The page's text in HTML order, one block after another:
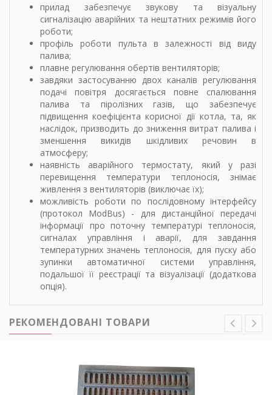
прилад забезпечує звукову та візуальну
сигналізацію аварійних та нештатних режимів його
роботи;
профіль роботи пульта в залежності від виду
палива;
плавне регулювання обертів вентиляторів;
завдяки застосуванню двох каналів регулювання
подачі повітря досягається повне спалювання
палива та піролізних газів, що забезпечує
підвищення коефіцієнта корисної дії котла, та, як
наслідок, призводить до зниження витрат палива і
зменшення викидів шкідливих речовин в
атмосферу;
наявність аварійного термостату, який у разі
перевищення температури теплоносія, знімає
живлення з вентиляторів (виключає їх);
можливість роботи по послідовному інтерфейсу
(протокол ModBus) - для дистанційної передачі
інформації про поточну температурі теплоносія,
сигналах управління і аварії, для завдання
температурних значень теплоносія, для пуску або
зупинки автоматичної системи управління,
подальшої її реєстрації та візуалізації (додаткова
опція).
РЕКОМЕНДОВАНІ ТОВАРИ